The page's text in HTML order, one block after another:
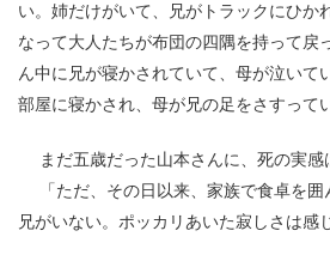
い。姉だけがいて、兄がトラックにひか
なって大人たちが布団の四隅を持って戻
ん中に兄が寝かされていて、母が泣いて
部屋に寝かされ、母が兄の足をさすって
まだ五歳だった山本さんに、死の実感
「ただ、その日以来、家族で食卓を囲
兄がいない。ポッカリあいた寂しさは感